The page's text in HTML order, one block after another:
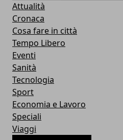
Attualità
Cronaca
Cosa fare in città
Tempo Libero
Eventi
Sanità
Tecnologia
Sport
Economia e Lavoro
Speciali
Viaggi